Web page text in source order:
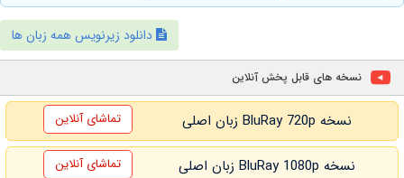
دانلود زیرنویس همه زبان ها
نسخه های قابل پخش آنلاین
نسخه BluRay 720p زبان اصلی تماشای آنلاین
نسخه BluRay 1080p زبان اصلی تماشای آنلاین